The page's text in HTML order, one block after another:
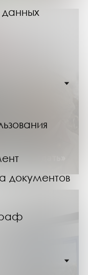
документов
побеждать»